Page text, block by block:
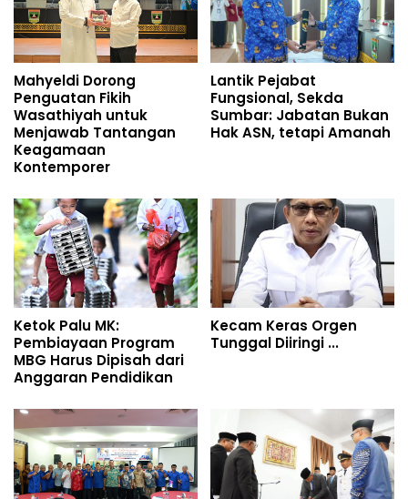
Mahyeldi Dorong
Penguatan Fikih
Wasathiyah untuk
Menjawab Tantangan
Keagamaan
Kontemporer
Lantik Pejabat
Fungsional, Sekda
Sumbar: Jabatan Bukan
Hak ASN, tetapi Amanah
Ketok Palu MK:
Pembiayaan Program
MBG Harus Dipisah dari
Anggaran Pendidikan
Kecam Keras Orgen
Tunggal Diiringi ...